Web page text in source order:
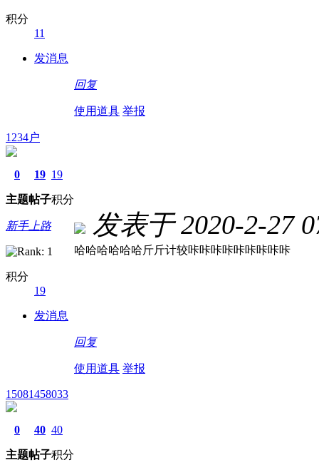
积分
11
发消息
回复
使用道具 举报
1234户
0
主题
19
帖子
19
积分
新手上路
积分
19
发消息
发表于 2020-2-27
哈哈哈哈哈哈斤斤计较咔咔咔咔咔咔咔咔咔
回复
使用道具 举报
15081458033
0
主题
40
帖子
40
积分